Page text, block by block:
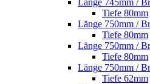
Länge 745mm /
Tiefe 80mm
Länge 750mm /
Tiefe 80mm
Länge 750mm /
Tiefe 80mm
Länge 750mm /
Tiefe 62mm